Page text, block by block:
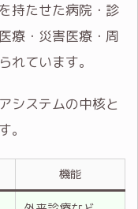
持たせた病院・診
療・災害医療・周
れています。
システムの中核と
。
機能